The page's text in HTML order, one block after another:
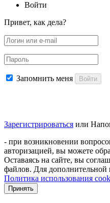
Войти
Привет, как дела?
Запомнить меня Войти
Зарегистрироваться или
- при возникновении
авторизацией, вы можете
Оставаясь на сайте, вы
файлов. Для дополнительной
Политика использования
Принять